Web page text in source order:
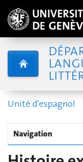
Unité d'espagnol
Navigation